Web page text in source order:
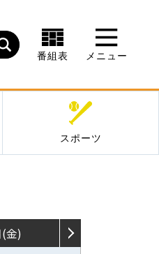
番組表 メニュー
スポーツ